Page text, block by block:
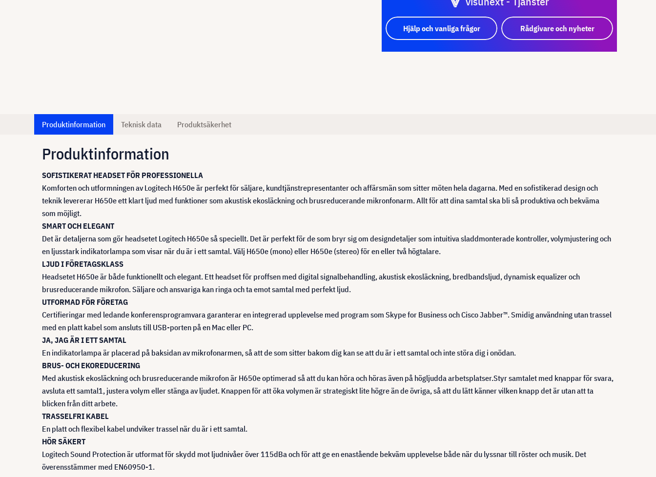
Hjälp och vanliga frågor Rådgivare och nyheter
Produktinformation Teknisk data Produktsäkerhet
Produktinformation
SOFISTIKERAT HEADSET FÖR PROFESSIONELLA
Komforten och utformningen av Logitech H650e är perfekt för säljare, kundtjänstrepresentanter och affärsmän som sitter möten hela dagarna. Med en sofistikerad design och
teknik levererar H650e ett klart ljud med funktioner som akustisk ekosläckning och brusreducerande mikronfonarm. Allt för att dina samtal ska bli så produktiva och bekväma
som möjligt.
SMART OCH ELEGANT
Det är detaljerna som gör headsetet Logitech H650e så speciellt. Det är perfekt för de som bryr sig om designdetaljer som intuitiva sladdmonterade kontroller, volymjustering och
en ljusstark indikatorlampa som visar när du är i ett samtal. Välj H650e (mono) eller H650e (stereo) för en eller två högtalare.
LJUD I FÖRETAGSKLASS
Headsetet H650e är både funktionellt och elegant. Ett headset för proffsen med digital signalbehandling, akustisk ekosläckning, bredbandsljud, dynamisk equalizer och
brusreducerande mikrofon. Säljare och ansvariga kan ringa och ta emot samtal med perfekt ljud.
UTFORMAD FÖR FÖRETAG
Certifieringar med ledande konferensprogramvara garanterar en integrerad upplevelse med program som Skype for Business och Cisco Jabber™. Smidig användning utan trassel
med en platt kabel som ansluts till USB-porten på en Mac eller PC.
JA, JAG ÄR I ETT SAMTAL
En indikatorlampa är placerad på baksidan av mikrofonarmen, så att de som sitter bakom dig kan se att du är i ett samtal och inte störa dig i onödan.
BRUS- OCH EKOREDUCERING
Med akustisk ekosläckning och brusreducerande mikrofon är H650e optimerad så att du kan höra och höras även på högljudda arbetsplatser.Styr samtalet med knappar för svara,
avsluta ett samtal1, justera volym eller stänga av ljudet. Knappen för att öka volymen är strategiskt lite högre än de övriga, så att du lätt känner vilken knapp det är utan att ta
blicken från ditt arbete.
TRASSELFRI KABEL
En platt och flexibel kabel undviker trassel när du är i ett samtal.
HÖR SÄKERT
Logitech Sound Protection är utformat för skydd mot ljudnivåer över 115dBa och för att ge en enastående bekväm upplevelse både när du lyssnar till röster och musik. Det
överensstämmer med EN60950-1.